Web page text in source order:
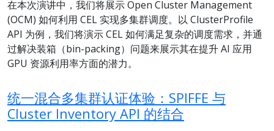
在本次演讲中，我们将展示 Open Cluster Management
(OCM) 如何利用 CEL 实现多集群调度。以 ClusterProfile
API 为例，我们将演示 CEL 如何满足复杂的调度需求，并通
过解决装箱（bin-packing）问题来展示其在提升 AI 应用
GPU 资源利用率方面的潜力。
统一混合多集群认证体验：SPIFFE 与
Cluster Inventory API 的结合